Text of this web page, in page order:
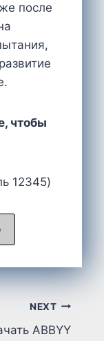
после
чтобы
12345)
NEXT
ABBYY